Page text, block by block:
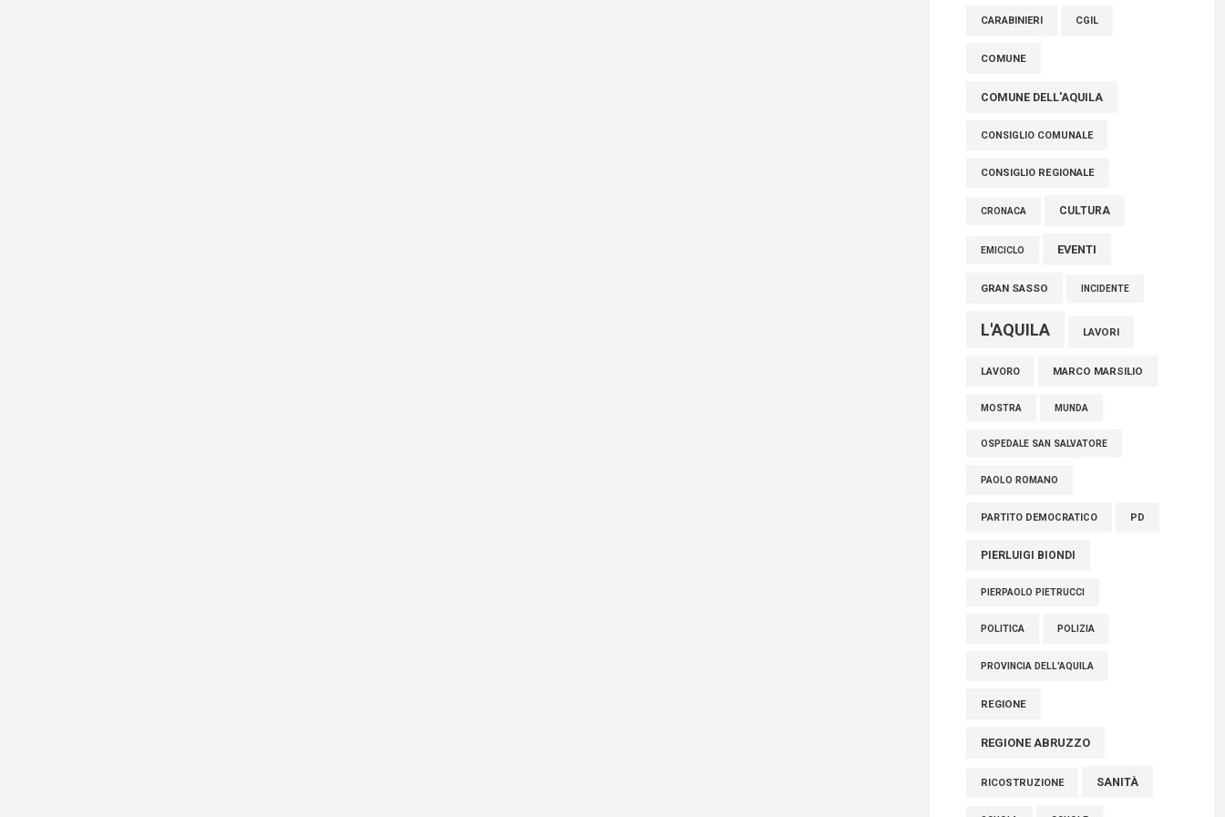
tra cui molti abruzzesi"
06 Agosto 2026
CARABINIERI CGIL
COMUNE
COMUNE DELL'AQUILA
CONSIGLIO COMUNALE
CONSIGLIO REGIONALE
CRONACA CULTURA
EMICICLO EVENTI
GRAN SASSO INCIDENTE
L'AQUILA LAVORI
LAVORO MARCO MARSILIO
MOSTRA MUNDA
OSPEDALE SAN SALVATORE
PAOLO ROMANO
PARTITO DEMOCRATICO PD
PIERLUIGI BIONDI
PIERPAOLO PIETRUCCI
POLITICA POLIZIA
PROVINCIA DELL'AQUILA
REGIONE
REGIONE ABRUZZO
RICOSTRUZIONE SANITÀ